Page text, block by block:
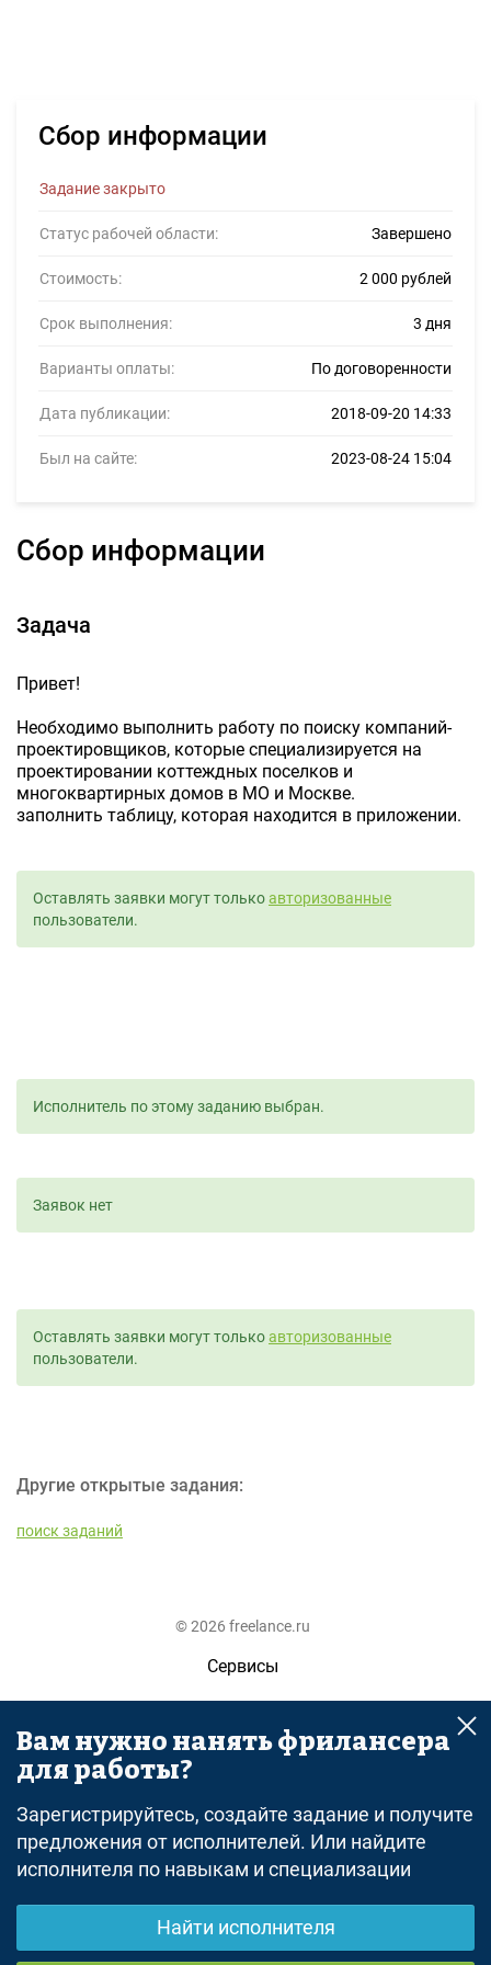
Сбор информации
Задание закрыто
Статус рабочей области: Завершено
Стоимость: 2 000 рублей
Срок выполнения: 3 дня
Варианты оплаты: По договоренности
Дата публикации: 2018-09-20 14:33
Был на сайте: 2023-08-24 15:04
Сбор информации
Задача
Привет!
Необходимо выполнить работу по поиску компаний-
проектировщиков, которые специализируется на
проектировании коттеждных поселков и
многоквартирных домов в МО и Москве.
заполнить таблицу, которая находится в приложении.
Оставлять заявки могут толькоавторизованные
пользователи.
Исполнитель по этому заданию выбран.
Заявок нет
Оставлять заявки могут толькоавторизованные
пользователи.
Другие открытые задания:
поиск заданий
© 2026 freelance.ru
Сервисы
Помощь
Поиск
Оферта
Политика конфиденциальности
Дисклеймер о ЗоЗПП
Отказ от ответственности
Вам нужно нанять фрилансера
для работы?
Зарегистрируйтесь, создайте задание и получите
предложения от исполнителей. Или найдите
исполнителя по навыкам и специализации
Найти исполнителя